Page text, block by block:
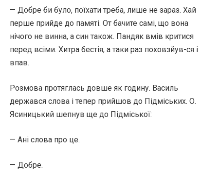
— Добре би було, поїхати треба, лише не зараз. Хай
перше прийде до памяті. От бачите самі, що вона
нічого не винна, а син також. Пандяк вмів критися
перед всіми. Хитра бестія, а таки раз поховзйув-ся і
впав.
Розмова протяглась довше як годину. Василь
держався слова і тепер прийшов до Підміських. О.
Ясиницький шепнув ще до Підміської:
— Ані слова про це.
— Добре.